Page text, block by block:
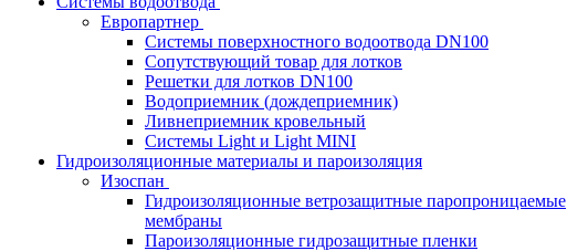
Европартнер
Системы поверхностного водоотвода DN100
Сопутствующий товар для лотков
Решетки для лотков DN100
Водоприемник (дождеприемник)
Ливнеприемник кровельный
Системы Light и Light MINI
Гидроизоляционные материалы и пароизоляция
Изоспан
Гидроизоляционные ветрозащитные паропроницаемые
мембраны
Пароизоляционные гидрозащитные пленки